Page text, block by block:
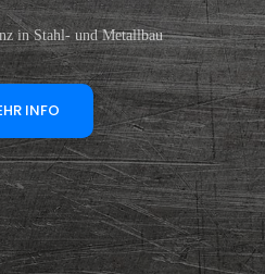
in Stahl- und Metallbau
INFO